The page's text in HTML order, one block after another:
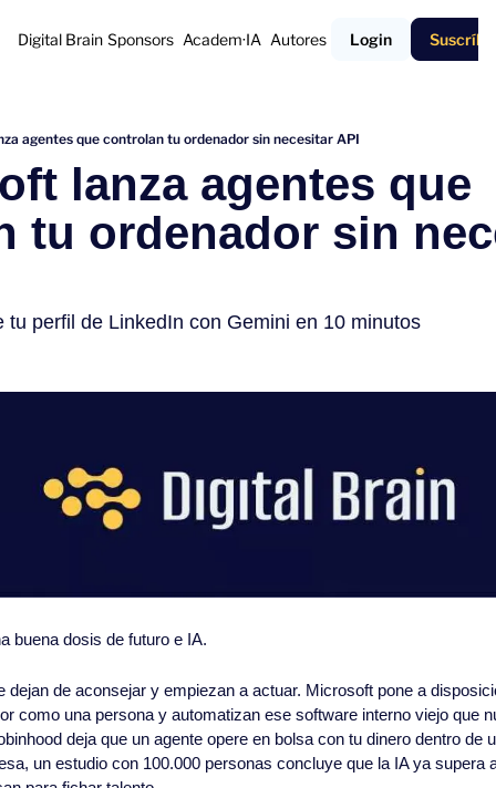
Digital Brain Sponsors Academ·IA Autores Login
agentes que controlan tu ordenador sin necesitar API
lanza agentes que
tu ordenador sin
tu perfil de LinkedIn con Gemini en 10 minutos
buena dosis de futuro e IA.
dejan de aconsejar y empiezan a actuar. Microsoft pone a
como una persona y automatizan ese software interno viejo que
deja que un agente opere en bolsa con tu dinero dentro de
un estudio con 100.000 personas concluye que la IA ya supera